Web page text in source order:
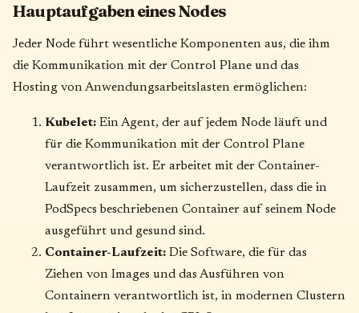
Hauptaufgaben eines Nodes
Jeder Node führt wesentliche Komponenten aus, die ihm
die Kommunikation mit der Control Plane und das
Hosting von Anwendungsarbeitslasten ermöglichen:
Kubelet: Ein Agent, der auf jedem Node läuft und
für die Kommunikation mit der Control Plane
verantwortlich ist. Er arbeitet mit der Container-
Laufzeit zusammen, um sicherzustellen, dass die in
PodSpecs beschriebenen Container auf seinem Node
ausgeführt und gesund sind.
Container-Laufzeit: Die Software, die für das
Ziehen von Images und das Ausführen von
Containern verantwortlich ist, in modernen Clustern